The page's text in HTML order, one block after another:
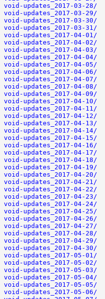
void-updates_2017-03-28/
void-updates_2017-03-29/
void-updates_2017-03-30/
void-updates_2017-03-31/
void-updates_2017-04-01/
void-updates_2017-04-02/
void-updates_2017-04-03/
void-updates_2017-04-04/
void-updates_2017-04-05/
void-updates_2017-04-06/
void-updates_2017-04-07/
void-updates_2017-04-08/
void-updates_2017-04-09/
void-updates_2017-04-10/
void-updates_2017-04-11/
void-updates_2017-04-12/
void-updates_2017-04-13/
void-updates_2017-04-14/
void-updates_2017-04-15/
void-updates_2017-04-16/
void-updates_2017-04-17/
void-updates_2017-04-18/
void-updates_2017-04-19/
void-updates_2017-04-20/
void-updates_2017-04-21/
void-updates_2017-04-22/
void-updates_2017-04-23/
void-updates_2017-04-24/
void-updates_2017-04-25/
void-updates_2017-04-26/
void-updates_2017-04-27/
void-updates_2017-04-28/
void-updates_2017-04-29/
void-updates_2017-04-30/
void-updates_2017-05-01/
void-updates_2017-05-02/
void-updates_2017-05-03/
void-updates_2017-05-04/
void-updates_2017-05-05/
void-updates_2017-05-06/